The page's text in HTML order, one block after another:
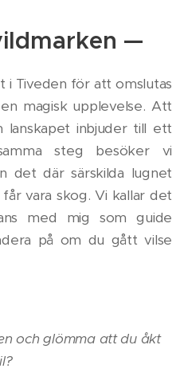
—
i Tiveden för att omslutas
magisk upplevelse. Att
lanskapet inbjuder till ett
steg besöker vi
det där särskilda lugnet
vara skog. Vi kallar det
med mig som guide
på om du gått vilse
och glömma att du åkt